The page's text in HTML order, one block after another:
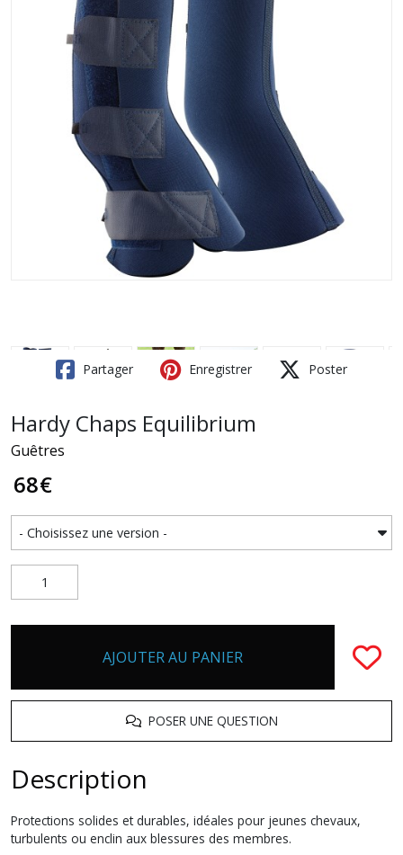
Partager Enregistrer Poster
Hardy Chaps Equilibrium
Guêtres
68€
AJOUTER AU PANIER
POSER UNE QUESTION
Description
Protections solides et durables, idéales pour jeunes chevaux,
turbulents ou enclin aux blessures des membres.